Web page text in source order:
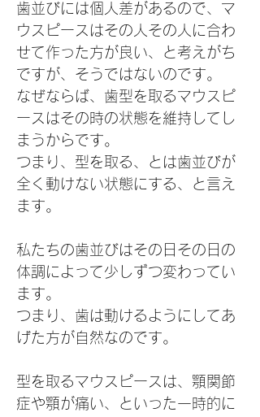
歯並びには個人差があるので、マ
ウスピースはその人その人に合わ
せて作った方が良い、と考えがち
ですが、そうではないのです。
なぜならば、歯型を取るマウスピ
ースはその時の状態を維持してし
まうからです。
つまり、型を取る、とは歯並びが
全く動けない状態にする、と言え
ます。
私たちの歯並びはその日その日の
体調によって少しずつ変わってい
ます。
つまり、歯は動けるようにしてあ
げた方が自然なのです。
型を取るマウスピースは、顎関節
症や顎が痛い、といった一時的に